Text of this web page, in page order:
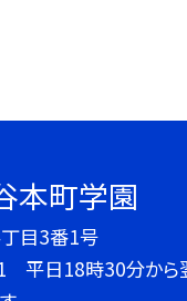
本町学園
目3番1号
日18時30分から